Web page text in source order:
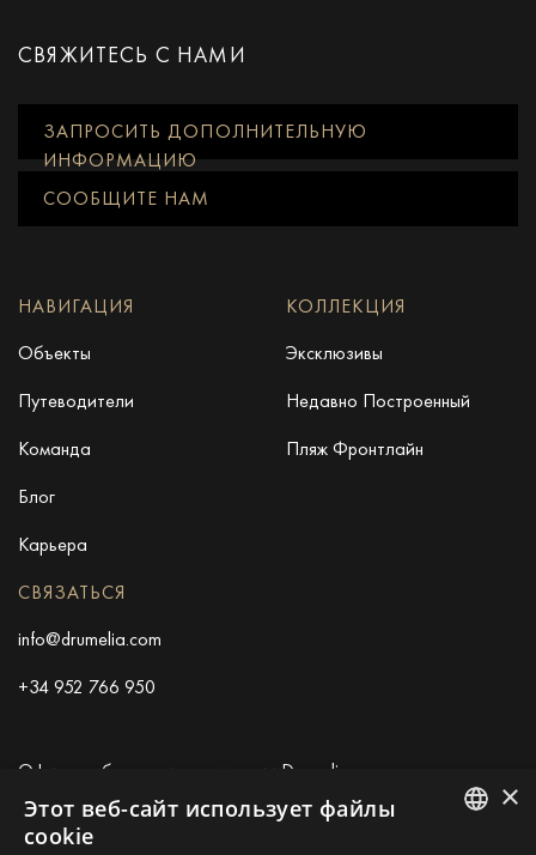
СВЯЖИТЕСЬ С НАМИ
ЗАПРОСИТЬ ДОПОЛНИТЕЛЬНУЮ
ИНФОРМАЦИЮ
СООБЩИТЕ НАМ
НАВИГАЦИЯ
Объекты
Путеводители
Команда
Блог
Карьера
КОЛЛЕКЦИЯ
Эксклюзивы
Недавно Построенный
Пляж Фронтлайн
СВЯЗАТЬСЯ
info@drumelia.com
+34 952 766 950
Офис штаб-квартиры компании Drumelia
Centro de Negocios Puerta de Banus
Edificio B, Local 11
×
Этот веб-сайт использует файлы
cookie